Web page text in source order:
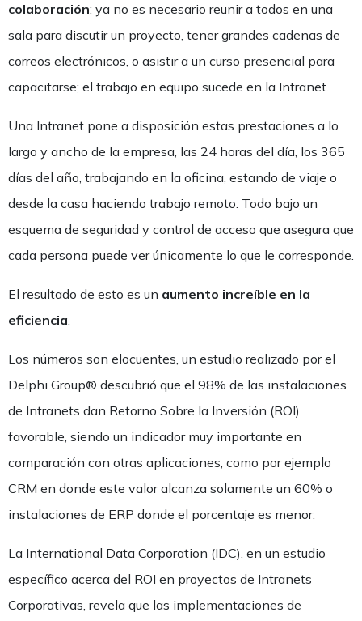
colaboración; ya no es necesario reunir a todos en una
sala para discutir un proyecto, tener grandes cadenas de
correos electrónicos, o asistir a un curso presencial para
capacitarse; el trabajo en equipo sucede en la Intranet.
Una Intranet pone a disposición estas prestaciones a lo
largo y ancho de la empresa, las 24 horas del día, los 365
días del año, trabajando en la oficina, estando de viaje o
desde la casa haciendo trabajo remoto. Todo bajo un
esquema de seguridad y control de acceso que asegura que
cada persona puede ver únicamente lo que le corresponde.
El resultado de esto es un aumento increíble en la
eficiencia.
Los números son elocuentes, un estudio realizado por el
Delphi Group® descubrió que el 98% de las instalaciones
de Intranets dan Retorno Sobre la Inversión (ROI)
favorable, siendo un indicador muy importante en
comparación con otras aplicaciones, como por ejemplo
CRM en donde este valor alcanza solamente un 60% o
instalaciones de ERP donde el porcentaje es menor.
La International Data Corporation (IDC), en un estudio
específico acerca del ROI en proyectos de Intranets
Corporativas, revela que las implementaciones de